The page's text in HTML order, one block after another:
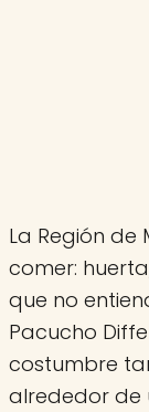
La Región de
comer:
que no
Pacucho
costumbre
alrededor de